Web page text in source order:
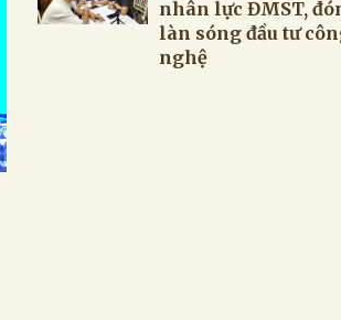
nhân lực ĐMST,
làn sóng đầu tư
nghệ